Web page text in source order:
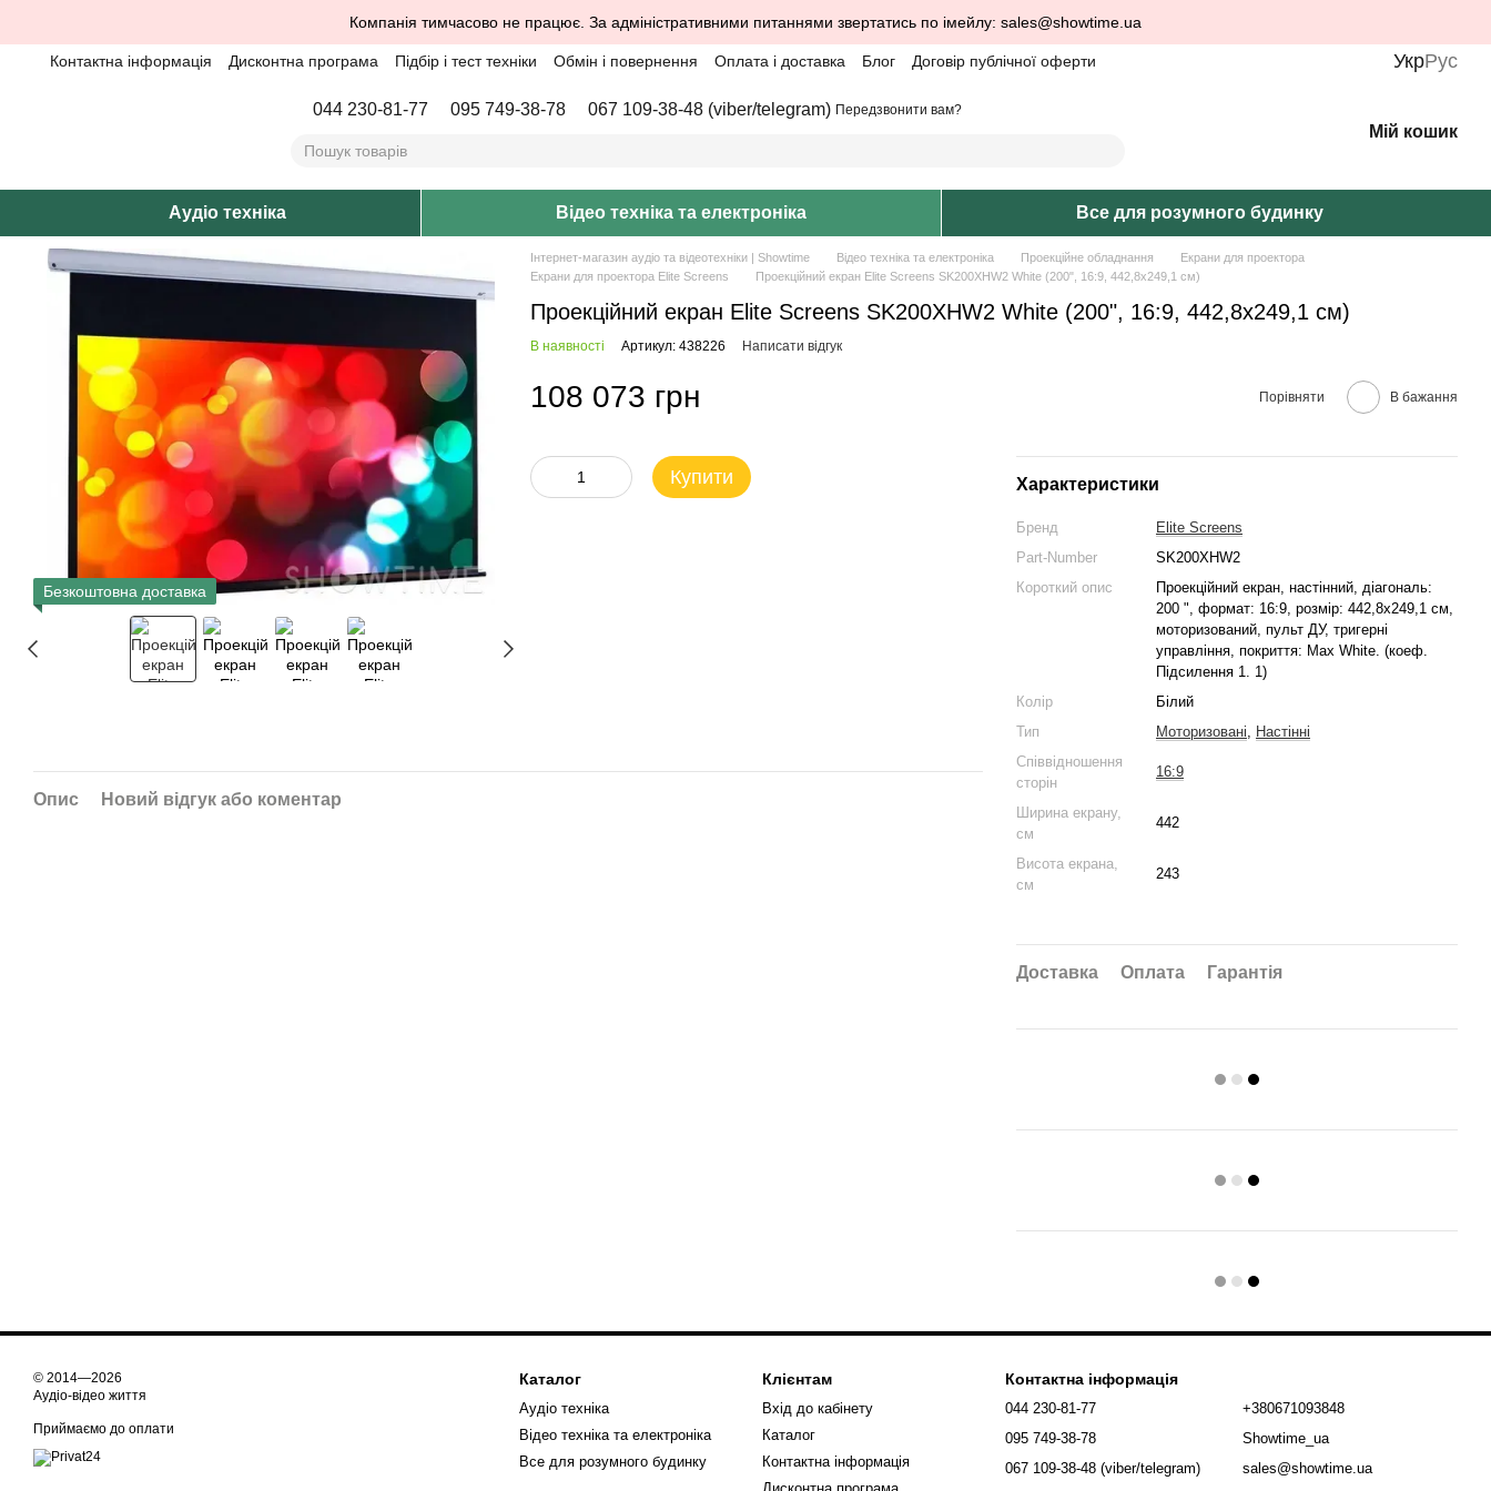
Компанія тимчасово не працює. За адміністративними питаннями звертатись по імейлу: sales@showtime.ua
Контактна інформація Дисконтна програма Підбір і тест техніки Обмін і повернення Оплата і доставка Блог Договір публічної оферти УкрРус
044 230-81-77 095 749-38-78 067 109-38-48 (viber/telegram) Передзвонити вам?
Мій кошик
Аудіо техніка Відео техніка та електроніка Все для розумного будинку
Безкоштовна доставка
Інтернет-магазин аудіо та відеотехніки | Showtime Відео техніка та електроніка Проекційне обладнання
Екрани для проектора
Екрани для проектора Elite Screens
Проекційний екран Elite Screens SK200XHW2 White (200", 16:9, 442,8х249,1 см)
Проекційний екран Elite Screens SK200XHW2 White (200", 16:9, 442,8х249,1 см)
В наявності Артикул: 438226 Написати відгук
108 073 грн Порівняти В бажання
Купити Характеристики
Бренд
Elite Screens
Part-Number
SK200XHW2
Короткий опис
Проекційний екран, настінний, діагональ:
200 ", формат: 16:9, розмір: 442,8х249,1 см,
моторизований, пульт ДУ, тригерні
управління, покриття: Max White. (коеф.
Підсилення 1. 1)
Колір
Білий
Тип
Моторизовані, Настінні
Співвідношення
сторін
16:9
Ширина екрану,
см
442
Висота екрана,
см
243
Доставка Оплата Гарантія
Опис Новий відгук або коментар
© 2014—2026
Аудіо-відео життя
Приймаємо до оплати
Каталог
Аудіо техніка
Відео техніка та електроніка
Все для розумного будинку
Клієнтам
Вхід до кабінету
Каталог
Контактна інформація
Контактна інформація
044 230-81-77
095 749-38-78
067 109-38-48 (viber/telegram)
+380671093848
Showtime_ua
sales@showtime.ua